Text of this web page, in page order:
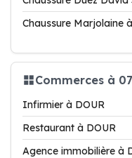
Chaussure Marjolaine
Commerces à
Infirmier à DOUR
Restaurant à DOUR
Agence immobilière à